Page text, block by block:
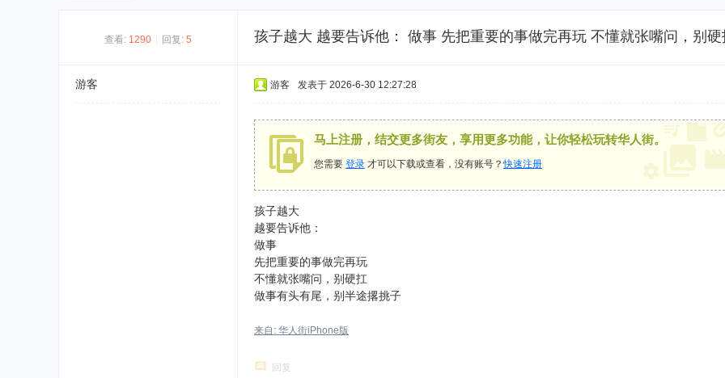
查看: 1290 回复: 5 孩子越大 越要告诉他： ​做事 先把重要的事做完再玩 不懂就张嘴问，别
游客 游客 发表于 2026-6-30 12:27:28
马上注册，结交更多街友，享用更多功能，让你轻松玩转华人街。
您需要 登录 才可以下载或查看，没有账号？快速注册
孩子越大
越要告诉他：
​做事
先把重要的事做完再玩
不懂就张嘴问，别硬扛
做事有头有尾，别半途撂挑子
来自: 华人街iPhone版
回复